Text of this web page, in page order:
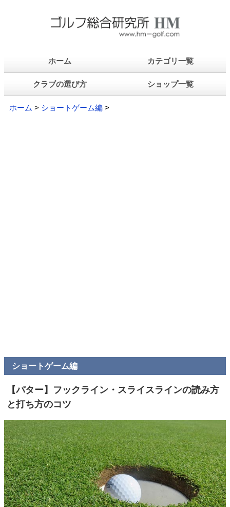
ホーム カテゴリ一覧
クラブの選び方 ショップ一覧
ホーム > ショートゲーム編 >
ショートゲーム編
【パター】フックライン・スライスラインの読み方
と打ち方のコツ